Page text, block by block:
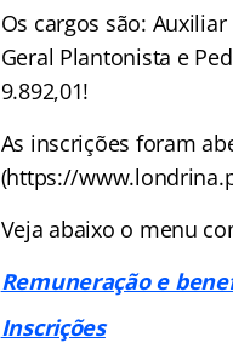
Os cargos são:
Geral Plantonista e
9.892,01!
As inscrições foram
(https://
Veja abaixo o menu
Remuneração e
Inscrições